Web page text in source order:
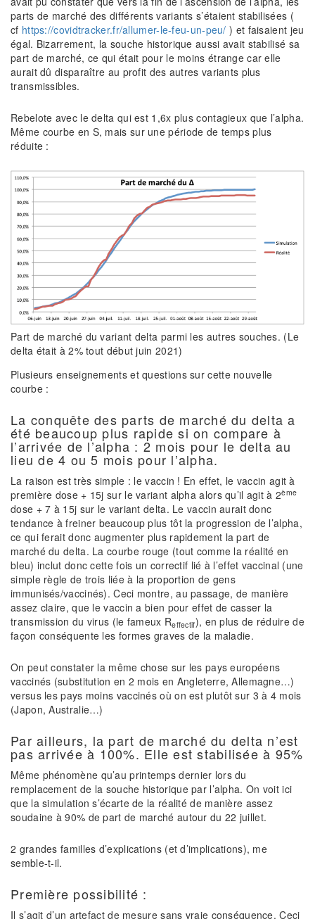
parts de marché des différents variants s’étaient stabilisées (
cf https://covidtracker.fr/allumer-le-feu-un-peu/ ) et faisaient jeu
égal. Bizarrement, la souche historique aussi avait stabilisé sa
part de marché, ce qui était pour le moins étrange car elle
aurait dû disparaître au profit des autres variants plus
transmissibles.
Rebelote avec le delta qui est 1,6x plus contagieux que l’alpha.
Même courbe en S, mais sur une période de temps plus
réduite :
Part de marché du variant delta parmi les autres souches. (Le
delta était à 2% tout début juin 2021)
Plusieurs enseignements et questions sur cette nouvelle
courbe :
La conquête des parts de marché du delta a
été beaucoup plus rapide si on compare à
l’arrivée de l’alpha : 2 mois pour le delta au
lieu de 4 ou 5 mois pour l’alpha.
La raison est très simple : le vaccin ! En effet, le vaccin agit à
première dose + 15j sur le variant alpha alors qu’il agit à 2ème
dose + 7 à 15j sur le variant delta. Le vaccin aurait donc
tendance à freiner beaucoup plus tôt la progression de l’alpha,
ce qui ferait donc augmenter plus rapidement la part de
marché du delta. La courbe rouge (tout comme la réalité en
bleu) inclut donc cette fois un correctif lié à l’effet vaccinal (une
simple règle de trois liée à la proportion de gens
immunisés/vaccinés). Ceci montre, au passage, de manière
assez claire, que le vaccin a bien pour effet de casser la
transmission du virus (le fameux Reffectif), en plus de réduire de
façon conséquente les formes graves de la maladie.
On peut constater la même chose sur les pays européens
vaccinés (substitution en 2 mois en Angleterre, Allemagne…)
versus les pays moins vaccinés où on est plutôt sur 3 à 4 mois
(Japon, Australie…)
Par ailleurs, la part de marché du delta n’est
pas arrivée à 100%. Elle est stabilisée à 95%
Même phénomène qu’au printemps dernier lors du
remplacement de la souche historique par l’alpha. On voit ici
que la simulation s’écarte de la réalité de manière assez
soudaine à 90% de part de marché autour du 22 juillet.
2 grandes familles d’explications (et d’implications), me
semble-t-il.
Première possibilité :
Il s’agit d’un artefact de mesure sans vraie conséquence. Ceci